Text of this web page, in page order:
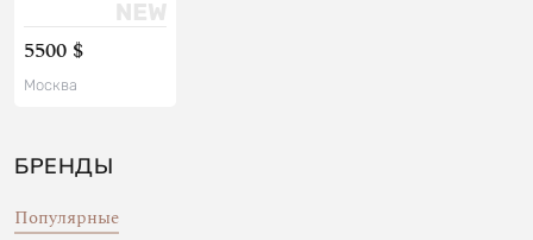
5500 $
Москва
БРЕНДЫ
Популярные